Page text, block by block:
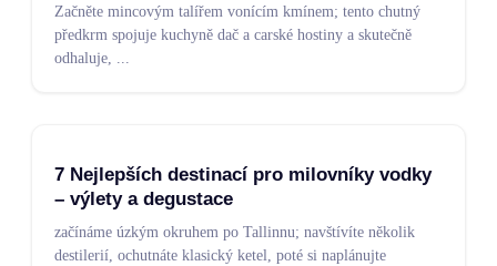
Začněte mincovým talířem vonícím kmínem; tento chutný
předkrm spojuje kuchyně dač a carské hostiny a skutečně
odhaluje,
7 Nejlepších destinací pro milovníky vodky
– výlety a degustace
začínáme úzkým okruhem po Tallinnu; navštívíte několik
destilerií, ochutnáte klasický ketel, poté si naplánujte